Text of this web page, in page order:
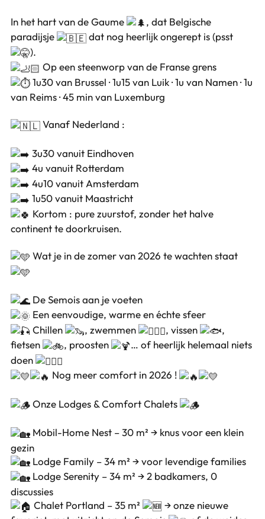
In het hart van de Gaume
, dat Belgische
paradijsje
dat nog heerlijk ongerept is (psst
).
Op een steenworp van de Franse grens
1u30 van Brussel · 1u15 van Luik · 1u van Namen · 1u
van Reims · 45 min van Luxemburg
Vanaf Nederland :
3u30 vanuit Eindhoven
4u vanuit Rotterdam
4u10 vanuit Amsterdam
1u50 vanuit Maastricht
Kortom : pure zuurstof, zonder het halve
continent te doorkruisen.
Wat je in de zomer van 2026 te wachten staat
De Semois aan je voeten
Een eenvoudige, warme en échte sfeer
Chillen
, zwemmen , vissen
,
fietsen
, proosten
… of heerlijk helemaal niets
doen
Nog meer comfort in 2026 !
Onze Lodges & Comfort Chalets
Mobil-Home Nest – 30 m² → knus voor een klein
gezin
Lodge Family – 34 m² → voor levendige families
Lodge Serenity – 34 m² → 2 badkamers, 0
discussies
Chalet Portland – 35 m²
→ onze nieuwe